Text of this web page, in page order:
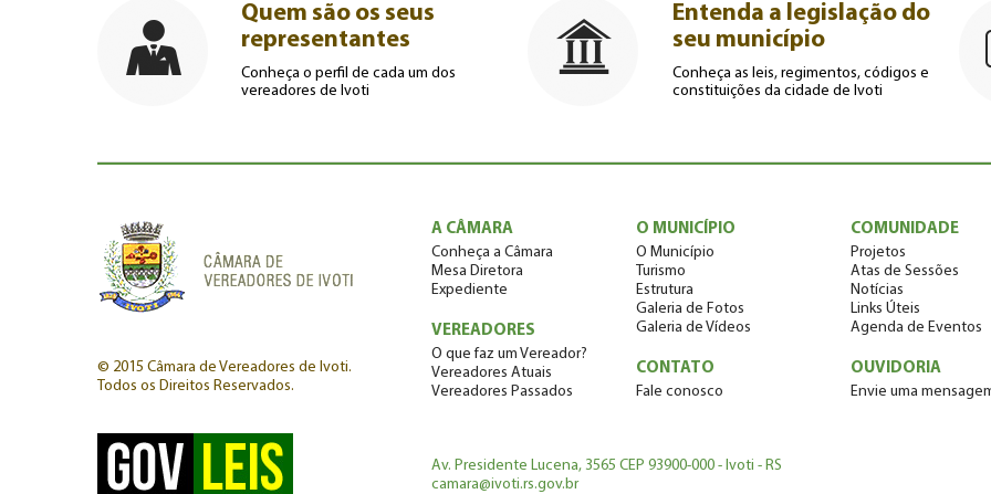
Quem são os seus
representantes
Conheça o perfil de cada um dos
vereadores de Ivoti
Entenda a legislação do
seu município
Conheça as leis, regimentos, códigos e
constituições da cidade de Ivoti
© 2015 Câmara de Vereadores de Ivoti.
Todos os Direitos Reservados.
A CÂMARA
Conheça a Câmara
Mesa Diretora
Expediente
VEREADORES
O que faz um Vereador?
Vereadores Atuais
Vereadores Passados
O MUNICÍPIO
O Município
Turismo
Estrutura
Galeria de Fotos
Galeria de Vídeos
CONTATO
Fale conosco
COMUNIDADE
Projetos
Atas de Sessões
Notícias
Links Úteis
Agenda de Eventos
OUVIDORIA
Envie uma
Av. Presidente Lucena, 3565 CEP 93900-000 - Ivoti - RS
camara@ivoti.rs.gov.br